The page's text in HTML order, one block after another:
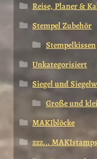
Reise, Planer &
Stempel Zubehör
Stempelkissen
Unkategorisiert
Siegel und
Große und
MAKIblöcke
zzz...